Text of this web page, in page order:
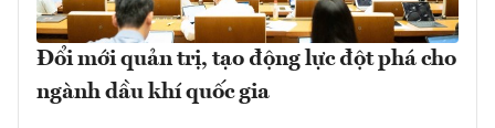
Đổi mới quản trị, tạo động lực đột phá cho
ngành dầu khí quốc gia